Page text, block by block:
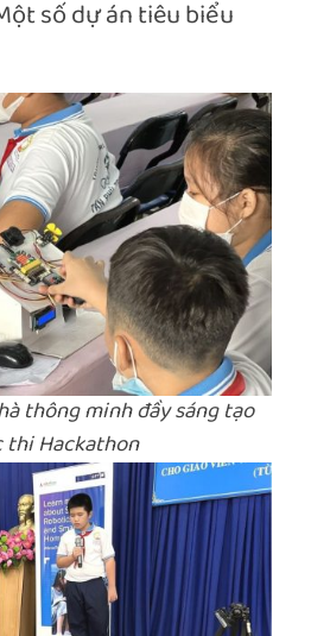
số dự án tiêu biểu
thông minh đầy sáng tạo
thi Hackathon